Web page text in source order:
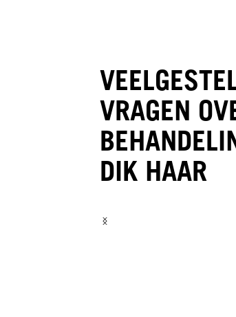
VRAGEN
DIK HAAR